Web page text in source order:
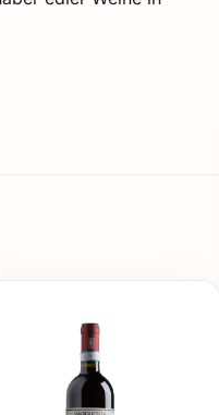
oder Käseplatten